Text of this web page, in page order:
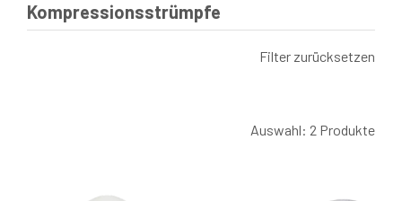
Kompressionsstrümpfe
Filter zurücksetzen
Auswahl: 2 Produkte